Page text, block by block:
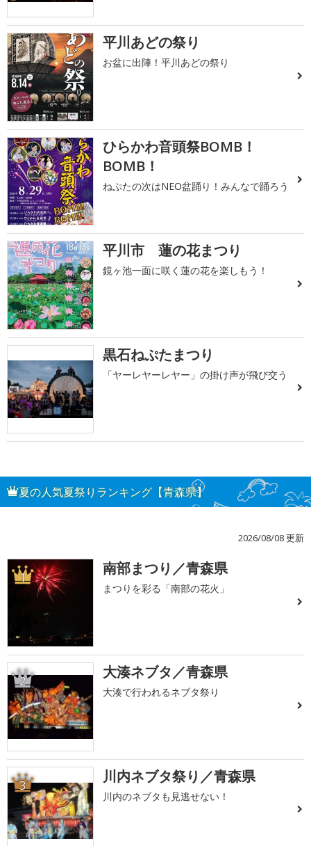
平川あどの祭り
お盆に出陣！平川あどの祭り
ひらかわ音頭祭BOMB！
BOMB！
ねぷたの次はNEO盆踊り！みんなで踊ろう
平川市 蓮の花まつり
鏡ヶ池一面に咲く蓮の花を楽しもう！
黒石ねぷたまつり
「ヤーレヤーレヤー」の掛け声が飛び交う
夏の人気夏祭りランキング【青森県】
2026/08/08 更新
1 南部まつり／青森県
まつりを彩る「南部の花火」
2 大湊ネブタ／青森県
大湊で行われるネブタ祭り
3 川内ネブタ祭り／青森県
川内のネブタも見逃せない！